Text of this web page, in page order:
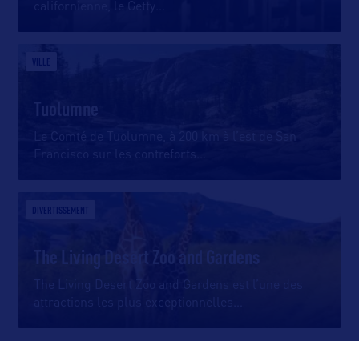
californienne, le Getty
VILLE
Tuolumne
Le Comté de Tuolumne, à 200 km à l’est de San
Francisco sur les contreforts
DIVERTISSEMENT
The Living Desert Zoo and Gardens
The Living Desert Zoo and Gardens est l’une des
attractions les plus exceptionnelles